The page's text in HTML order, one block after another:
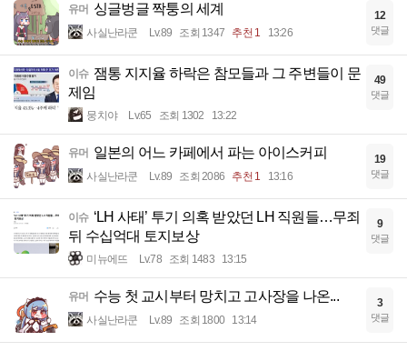
유머 싱글벙글 짝퉁의 세계
사실난라쿤 Lv.89 조회 1347 추천 1 13:26
12
댓글
이슈 잼통 지지율 하락은 참모들과 그 주변들이 문
제임
뭉치야 Lv.65 조회 1302 13:22
49
댓글
유머 일본의 어느 카페에서 파는 아이스커피
사실난라쿤 Lv.89 조회 2086 추천 1 13:16
19
댓글
이슈 ‘LH 사태’ 투기 의혹 받았던 LH 직원들…무죄
뒤 수십억대 토지보상
미뉴에뜨 Lv.78 조회 1483 13:15
9
댓글
유머 수능 첫 교시부터 망치고 고사장을 나온...
사실난라쿤 Lv.89 조회 1800 13:14
3
댓글